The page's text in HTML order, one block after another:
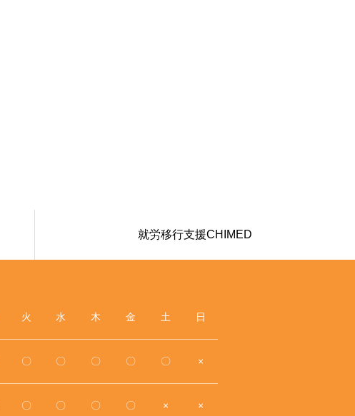
就労移行支援CHIMED
火 水 木 金 土 日
〇 〇 〇 〇 〇 ×
〇 〇 〇 〇 × ×